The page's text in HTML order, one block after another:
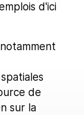
d'ici
de
sur la